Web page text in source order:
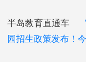
半岛教育直通车
园招生政策发布！